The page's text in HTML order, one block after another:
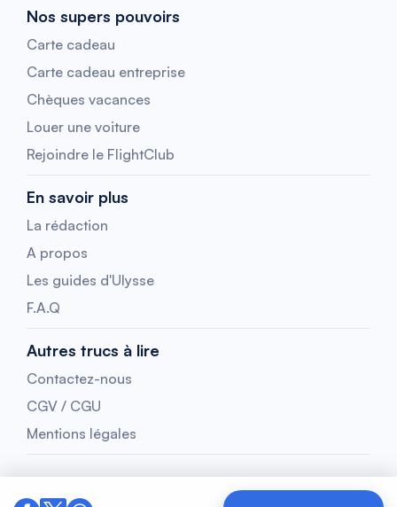
Nos supers pouvoirs
Carte cadeau
Carte cadeau entreprise
Chèques vacances
Louer une voiture
Rejoindre le FlightClub
En savoir plus
La rédaction
A propos
Les guides d'Ulysse
F.A.Q
Autres trucs à lire
Contactez-nous
CGV / CGU
Mentions légales